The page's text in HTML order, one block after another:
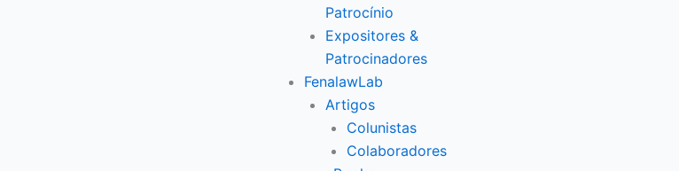
Patrocínio
Expositores &
Patrocinadores
FenalawLab
Artigos
Colunistas
Colaboradores